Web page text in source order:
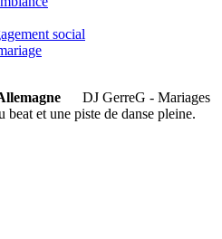
social
DJ GerreG - Mariages
et une piste de danse pleine.